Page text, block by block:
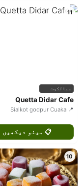
11
سیالکوٹ
Quetta Didar Cafe
📍 Sialkot godpur Cuaka
📋 مینو دیکھیں
10